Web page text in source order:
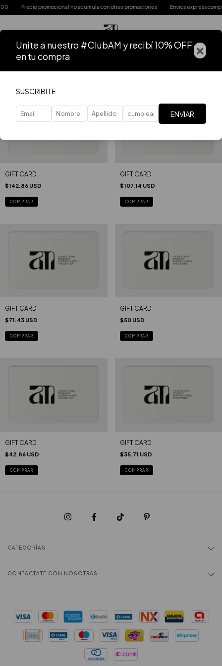
Precio promocional no acumula con otras promociones Envios express
Inicio . GIFT CARD
GIFT CARD
$142.86 USD
COMPRAR
GIFT CARD
$107.14 USD
COMPRAR
GIFT CARD
$71.43 USD
COMPRAR
GIFT CARD
$50 USD
COMPRAR
GIFT CARD
$42.86 USD
COMPRAR
GIFT CARD
$35.71 USD
COMPRAR
CATEGORÍAS
CONTACTATE CON NOSOTRAS
Unite a nuestro #ClubAM y recibí 10% OFF
en tu compra
×
SUSCRIBITE
ENVIAR